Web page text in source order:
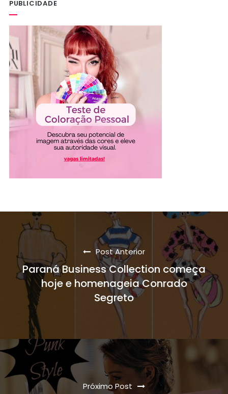
PUBLICIDADE
Post Anterior
Paraná Business Collection começa
hoje e homenageia Conrado
Segreto
Próximo Post